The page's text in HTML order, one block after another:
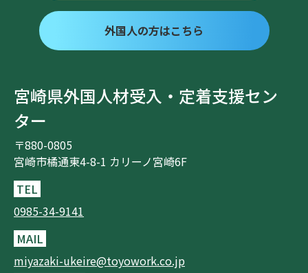
外国人の方はこちら
宮崎県外国人材受入・定着支援セン
ター
〒880-0805
宮崎市橘通東4-8-1 カリーノ宮崎6F
TEL
0985-34-9141
MAIL
miyazaki-ukeire@toyowork.co.jp